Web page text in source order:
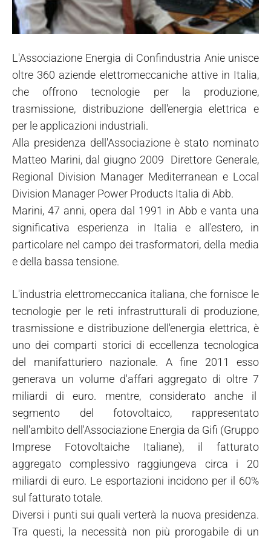
L'Associazione Energia di Confindustria Anie unisce
oltre 360 aziende elettromeccaniche attive in Italia,
che offrono tecnologie per la produzione,
trasmissione, distribuzione dell'energia elettrica e
per le applicazioni industriali.
Alla presidenza dell'Associazione è stato nominato
Matteo Marini, dal giugno 2009 Direttore Generale,
Regional Division Manager Mediterranean e Local
Division Manager Power Products Italia di Abb.
Marini, 47 anni, opera dal 1991 in Abb e vanta una
significativa esperienza in Italia e all'estero, in
particolare nel campo dei trasformatori, della media
e della bassa tensione.
L'industria elettromeccanica italiana, che fornisce le
tecnologie per le reti infrastrutturali di produzione,
trasmissione e distribuzione dell'energia elettrica, è
uno dei comparti storici di eccellenza tecnologica
del manifatturiero nazionale. A fine 2011 esso
generava un volume d'affari aggregato di oltre 7
miliardi di euro. mentre, considerato anche il
segmento del fotovoltaico, rappresentato
nell'ambito dell'Associazione Energia da Gifi (Gruppo
Imprese Fotovoltaiche Italiane), il fatturato
aggregato complessivo raggiungeva circa i 20
miliardi di euro. Le esportazioni incidono per il 60%
sul fatturato totale.
Diversi i punti sui quali verterà la nuova presidenza.
Tra questi, la necessità non più prorogabile di un